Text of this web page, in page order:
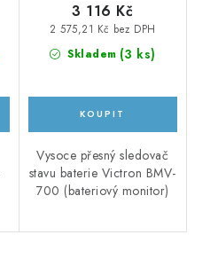
Skladem (3 ks)
2 575,21 Kč bez DPH
3 116 Kč
Vysoce přesný sledovač
stavu baterie Victron BMV-
700 (bateriový monitor)